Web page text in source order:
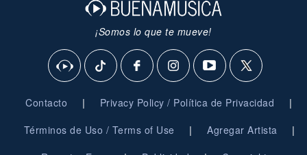
¡Somos lo que te mueve!
Contacto | Privacy Policy / Política de Privacidad |
Términos de Uso / Terms of Use | Agregar Artista |